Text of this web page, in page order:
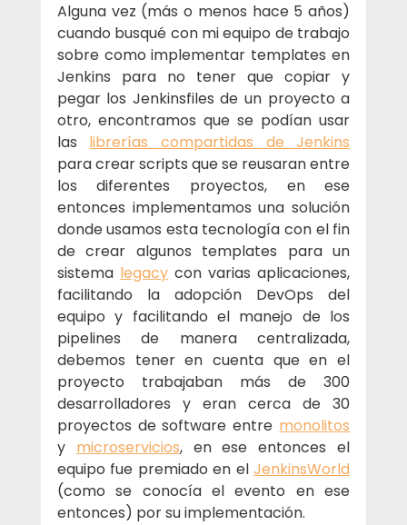
Alguna vez (más o menos hace 5 años)
cuando busqué con mi equipo de trabajo
sobre como implementar templates en
Jenkins para no tener que copiar y
pegar los Jenkinsfiles de un proyecto a
otro, encontramos que se podían usar
las librerías compartidas de Jenkins
para crear scripts que se reusaran entre
los diferentes proyectos, en ese
entonces implementamos una solución
donde usamos esta tecnología con el fin
de crear algunos templates para un
sistema legacy con varias aplicaciones,
facilitando la adopción DevOps del
equipo y facilitando el manejo de los
pipelines de manera centralizada,
debemos tener en cuenta que en el
proyecto trabajaban más de 300
desarrolladores y eran cerca de 30
proyectos de software entre monolitos
y microservicios, en ese entonces el
equipo fue premiado en el JenkinsWorld
(como se conocía el evento en ese
entonces) por su implementación.